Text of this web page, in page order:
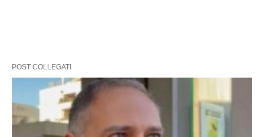
POST COLLEGATI